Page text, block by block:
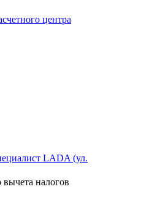
центра
LADA (ул.
вычета налогов